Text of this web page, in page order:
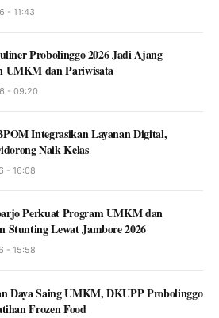
- 11:43
Probolinggo 2026 Jadi Ajang
UMKM dan Pariwisata
- 09:20
Integrasikan Layanan Digital,
Naik Kelas
- 16:08
Perkuat Program UMKM dan
Stunting Lewat Jambore 2026
- 15:58
Daya Saing UMKM, DKUPP Probolinggo
Frozen Food